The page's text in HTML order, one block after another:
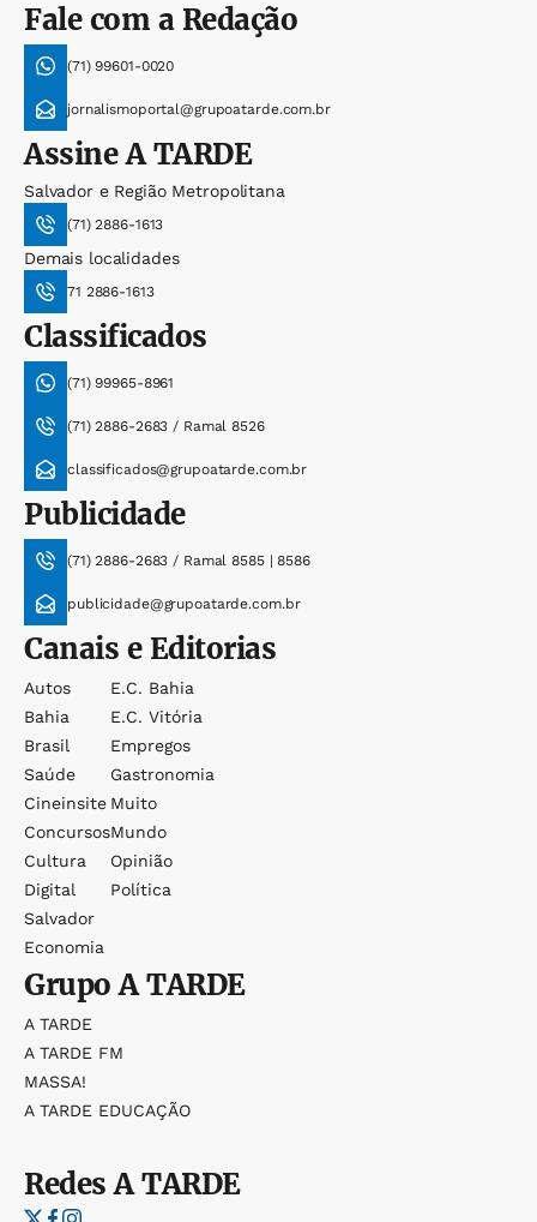
Fale com a Redação
(71) 99601-0020
jornalismoportal@grupoatarde.com.br
AssineA TARDE
Salvador e Região Metropolitana
(71) 2886-1613
Demais localidades
71 2886-1613
Classificados
(71) 99965-8961
(71) 2886-2683 / Ramal 8526
classificados@grupoatarde.com.br
Publicidade
(71) 2886-2683 / Ramal 8585 | 8586
publicidade@grupoatarde.com.br
Canais e Editorias
Autos
Bahia
Brasil
Saúde
Cineinsite
Concursos
Cultura
Digital
Salvador
Economia
E.c. Bahia
E.c. Vitória
Empregos
Gastronomia
Muito
Mundo
Opinião
Política
GrupoA TARDE
A TARDE
A TARDE FM
MASSA!
A TARDE EDUCAÇÃO
RedesA TARDE